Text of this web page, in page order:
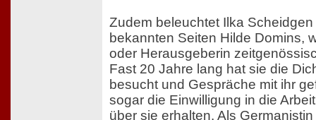
Zudem beleuchtet Ilka
bekannten Seiten Hilde Domins,
oder Herausgeberin
Fast 20 Jahre lang hat sie die
besucht und Gespräche mit ihr
sogar die Einwilligung in die
über sie erhalten. Als